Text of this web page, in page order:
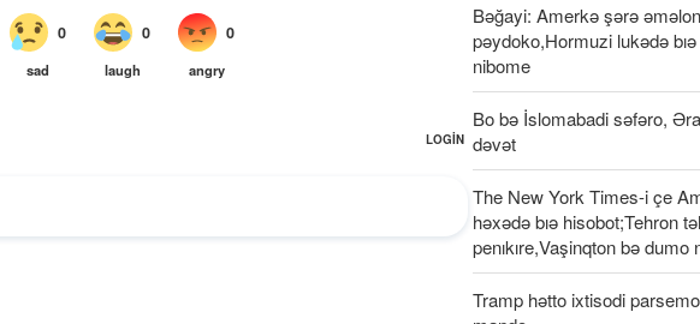
Bəğayi: Amerkə şərə
pəydoko,Hormuzi lukədə
nibome
Bo bə İslomabadi səfəro,
dəvət
The New York Times-i çe
həxədə bıə hisobot;Tehron
penıkıre,Vaşinqton bə dumo
Tramp hətto ixtisodi